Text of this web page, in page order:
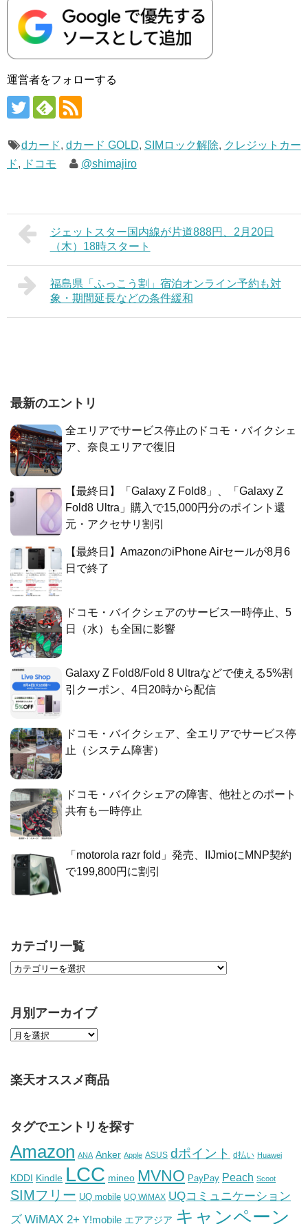
運営者をフォローする
dカード, dカード GOLD, SIMロック解除, クレジットカー
ド, ドコモ @shimajiro
ジェットスター国内線が片道888円、2月20日
（木）18時スタート
福島県「ふっこう割」宿泊オンライン予約も対
象・期間延長などの条件緩和
最新のエントリ
全エリアでサービス停止のドコモ・バイクシェ
ア、奈良エリアで復旧
【最終日】「Galaxy Z Fold8」、「Galaxy Z
Fold8 Ultra」購入で15,000円分のポイント還
元・アクセサリ割引
【最終日】AmazonのiPhone Airセールが8月6
日で終了
ドコモ・バイクシェアのサービス一時停止、5
日（水）も全国に影響
Galaxy Z Fold8/Fold 8 Ultraなどで使える5%割
引クーポン、4日20時から配信
ドコモ・バイクシェア、全エリアでサービス停
止（システム障害）
ドコモ・バイクシェアの障害、他社とのポート
共有も一時停止
「motorola razr fold」発売、IIJmioにMNP契約
で199,800円に割引
カテゴリ一覧
月別アーカイブ
楽天オススメ商品
タグでエントリを探す
Amazon ANA Anker Apple ASUS dポイント d払い Huawei
KDDI Kindle LCC mineo MVNO PayPay Peach Scoot
SIMフリー UQ mobile UQ WiMAX UQコミュニケーション
ズ WiMAX 2+ Y!mobile エアアジア キャンペーン